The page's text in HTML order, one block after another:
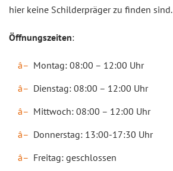
hier keine Schilderpräger zu finden sind.
Öffnungszeiten:
Montag: 08:00 – 12:00 Uhr
Dienstag: 08:00 – 12:00 Uhr
Mittwoch: 08:00 – 12:00 Uhr
Donnerstag: 13:00-17:30 Uhr
Freitag: geschlossen